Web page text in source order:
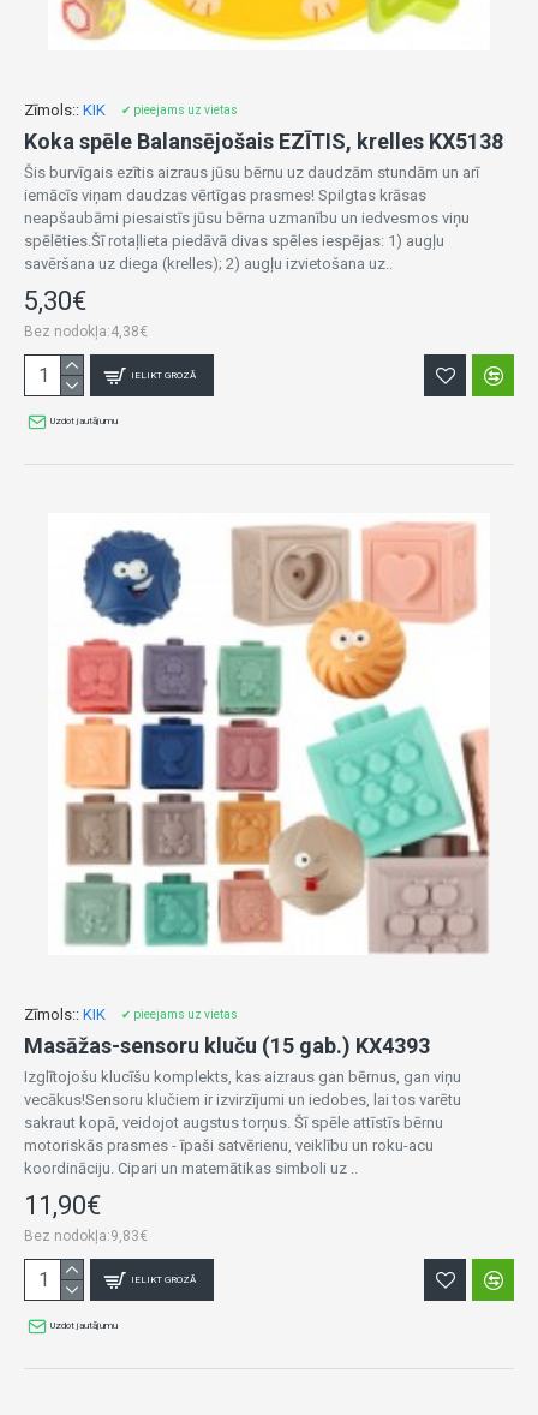
Zīmols:: KIK ✔ pieejams uz vietas
Koka spēle Balansējošais EZĪTIS, krelles KX5138
Šis burvīgais ezītis aizraus jūsu bērnu uz daudzām stundām un arī
iemācīs viņam daudzas vērtīgas prasmes! Spilgtas krāsas
neapšaubāmi piesaistīs jūsu bērna uzmanību un iedvesmos viņu
spēlēties.Šī rotaļlieta piedāvā divas spēles iespējas: 1) augļu
savēršana uz diega (krelles); 2) augļu izvietošana uz..
5,30€
Bez nodokļa:4,38€
IELIKT GROZĀ
Uzdot jautājumu
Zīmols:: KIK ✔ pieejams uz vietas
Masāžas-sensoru kluču (15 gab.) KX4393
Izglītojošu klucīšu komplekts, kas aizraus gan bērnus, gan viņu
vecākus!Sensoru klučiem ir izvirzījumi un iedobes, lai tos varētu
sakraut kopā, veidojot augstus torņus. Šī spēle attīstīs bērnu
motoriskās prasmes - īpaši satvērienu, veiklību un roku-acu
koordināciju. Cipari un matemātikas simboli uz ..
11,90€
Bez nodokļa:9,83€
IELIKT GROZĀ
Uzdot jautājumu